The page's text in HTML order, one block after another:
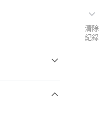
清除
紀錄